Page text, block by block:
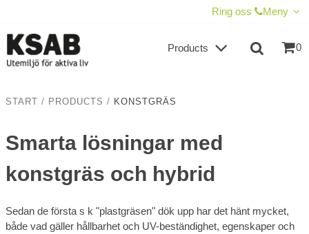
Ring oss Meny
0
Products
START / PRODUCTS / KONSTGRÄS
Smarta lösningar med
konstgräs och hybrid
Sedan de första s k "plastgräsen" dök upp har det hänt mycket,
både vad gäller hållbarhet och UV-beständighet, egenskaper och
CHECKOUT